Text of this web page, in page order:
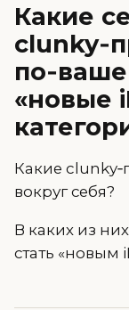
Какие
«новые
Какие
вокруг себя?
В каких из
стать «новым